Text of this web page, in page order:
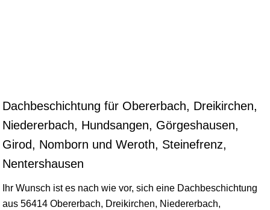
Dachbeschichtung für Obererbach, Dreikirchen,
Niedererbach, Hundsangen, Görgeshausen,
Girod, Nomborn und Weroth, Steinefrenz,
Nentershausen
Ihr Wunsch ist es nach wie vor, sich eine Dachbeschichtung
aus 56414 Obererbach, Dreikirchen, Niedererbach,